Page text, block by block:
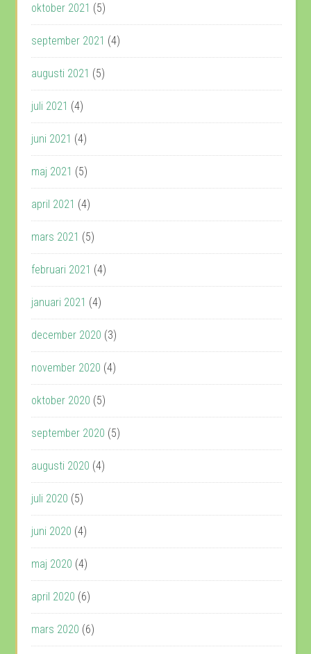
oktober 2021 (5)
september 2021 (4)
augusti 2021 (5)
juli 2021 (4)
juni 2021 (4)
maj 2021 (5)
april 2021 (4)
mars 2021 (5)
februari 2021 (4)
januari 2021 (4)
december 2020 (3)
november 2020 (4)
oktober 2020 (5)
september 2020 (5)
augusti 2020 (4)
juli 2020 (5)
juni 2020 (4)
maj 2020 (4)
april 2020 (6)
mars 2020 (6)